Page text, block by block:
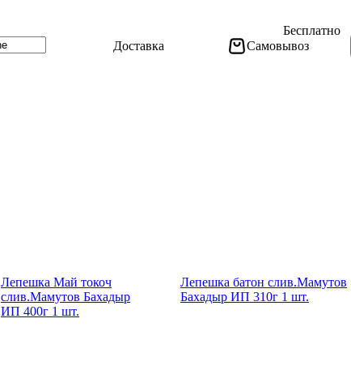
Доставка Самовывоз
Бесплатно
Лепеш­ка Май токоч
слив.Мамутов Бахадыр
ИП 400г 1 шт.
Лепеш­ка батон слив.Мамутов
Бахадыр ИП 310г 1 шт.